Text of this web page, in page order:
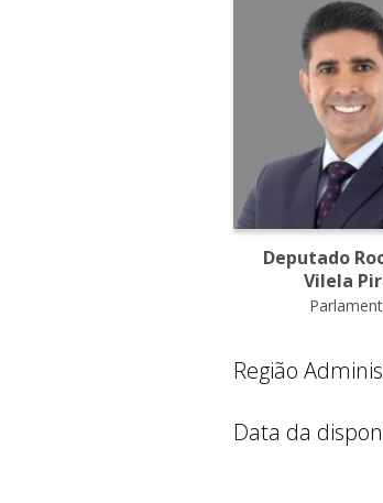
Deputado
Vilela
Região
Data da